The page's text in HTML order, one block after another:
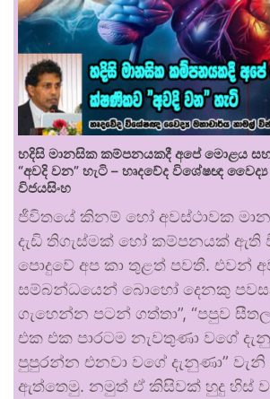
හදිසි මානසික කම්පනයකදී අපේ මොළය
“අවදි වන” හැටි – හෘදවේද විශේෂඥ
විජයසිංහ
ජීවිතයේ කිනම් හෝ අවස්ථාවක
දැඩි තිගැස්මක් හෝ කම්පනයක් ඇති
පොදුවේ අප කා තුළත් පවතී. එවන්
සම්බන්ධයෙන් බොහෝ දෙනකු
ගැහෙන්න පටන් ගත්තා”, “පපුව සීතල
එක එක පාරටම නැවතුණා වගේ
පුපුරන්න එනවා වගේ දැනුණා” වැනි
ඇත්තෙමු. නමුත් ඒ කිසිවක් හුදු හිස්